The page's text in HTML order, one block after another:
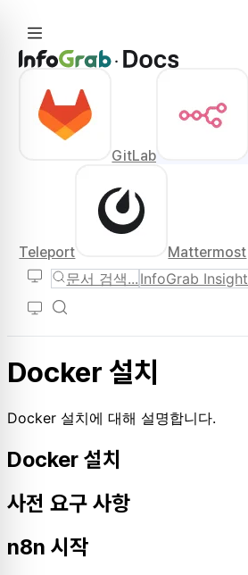
GitLab
Teleport Mattermost
문서 검색... InfoGrab Insight
Docker 설치
Docker 설치에 대해 설명합니다.
Docker 설치
사전 요구 사항
n8n 시작